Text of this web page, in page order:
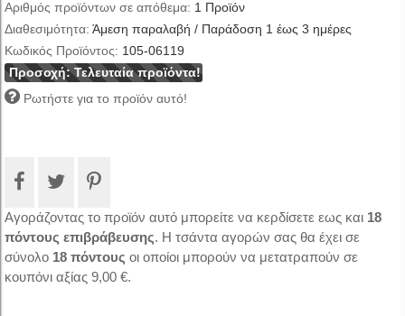
Αριθμός προϊόντων σε απόθεμα: 1 Προϊόν
Διαθεσιμότητα: Άμεση παραλαβή / Παράδοση 1 έως 3 ημέρες
Κωδικός Προϊόντος: 105-06119
Προσοχή: Τελευταία προϊόντα!
Ρωτήστε για το προϊόν αυτό!
Αγοράζοντας το προϊόν αυτό μπορείτε να κερδίσετε εως και 18
πόντους επιβράβευσης. Η τσάντα αγορών σας θα έχει σε
σύνολο 18 πόντους οι οποίοι μπορούν να μετατραπούν σε
κουπόνι αξίας 9,00 €.